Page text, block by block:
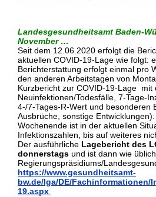
Landesgesundheitsamt Baden-
November …
Seit dem 12.06.2020 erfolgt die
aktuellen COVID-19-Lage wie folgt:
Berichterstattung erfolgt einmal pro
den anderen Arbeitstagen von
Kurzbericht zur COVID-19-Lage mit
Neuinfektionen/Todesfälle, 7-Tage-
4-/7-Tages-R-Wert und besonderen
Ausbrüche, sonstige
Wochenende ist in der aktuellen
Infektionszahlen, bis auf weiteres
Der ausführliche Lagebericht des
donnerstags und ist dann wie
Regierungspräsidiums/
https://www.gesundheitsamt-
bw.de/lga/DE/
19.aspx